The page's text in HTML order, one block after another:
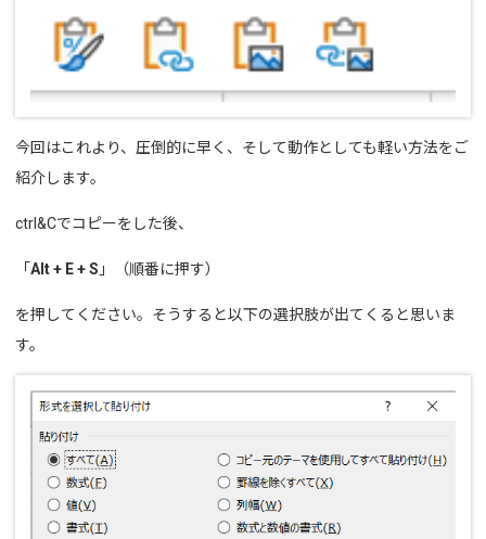
今回はこれより、圧倒的に早く、そして動作としても軽い方法をご
紹介します。
ctrl&Cでコピーをした後、
「 Alt + E + S 」（順番に押す）
を押してください。そうすると以下の選択肢が出てくると思いま
す。